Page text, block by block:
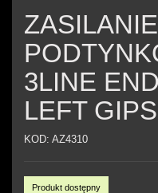
3LINE
LEFT GIPS
KOD: AZ4310
Produkt dostępny